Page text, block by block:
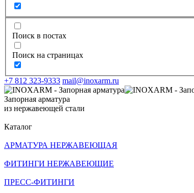
Поиск в постах
Поиск на страницах
+7 812 323-9333 mail@inoxarm.ru
Запорная арматура
из нержавеющей стали
Каталог
АРМАТУРА НЕРЖАВЕЮЩАЯ
ФИТИНГИ НЕРЖАВЕЮЩИЕ
ПРЕСС-ФИТИНГИ